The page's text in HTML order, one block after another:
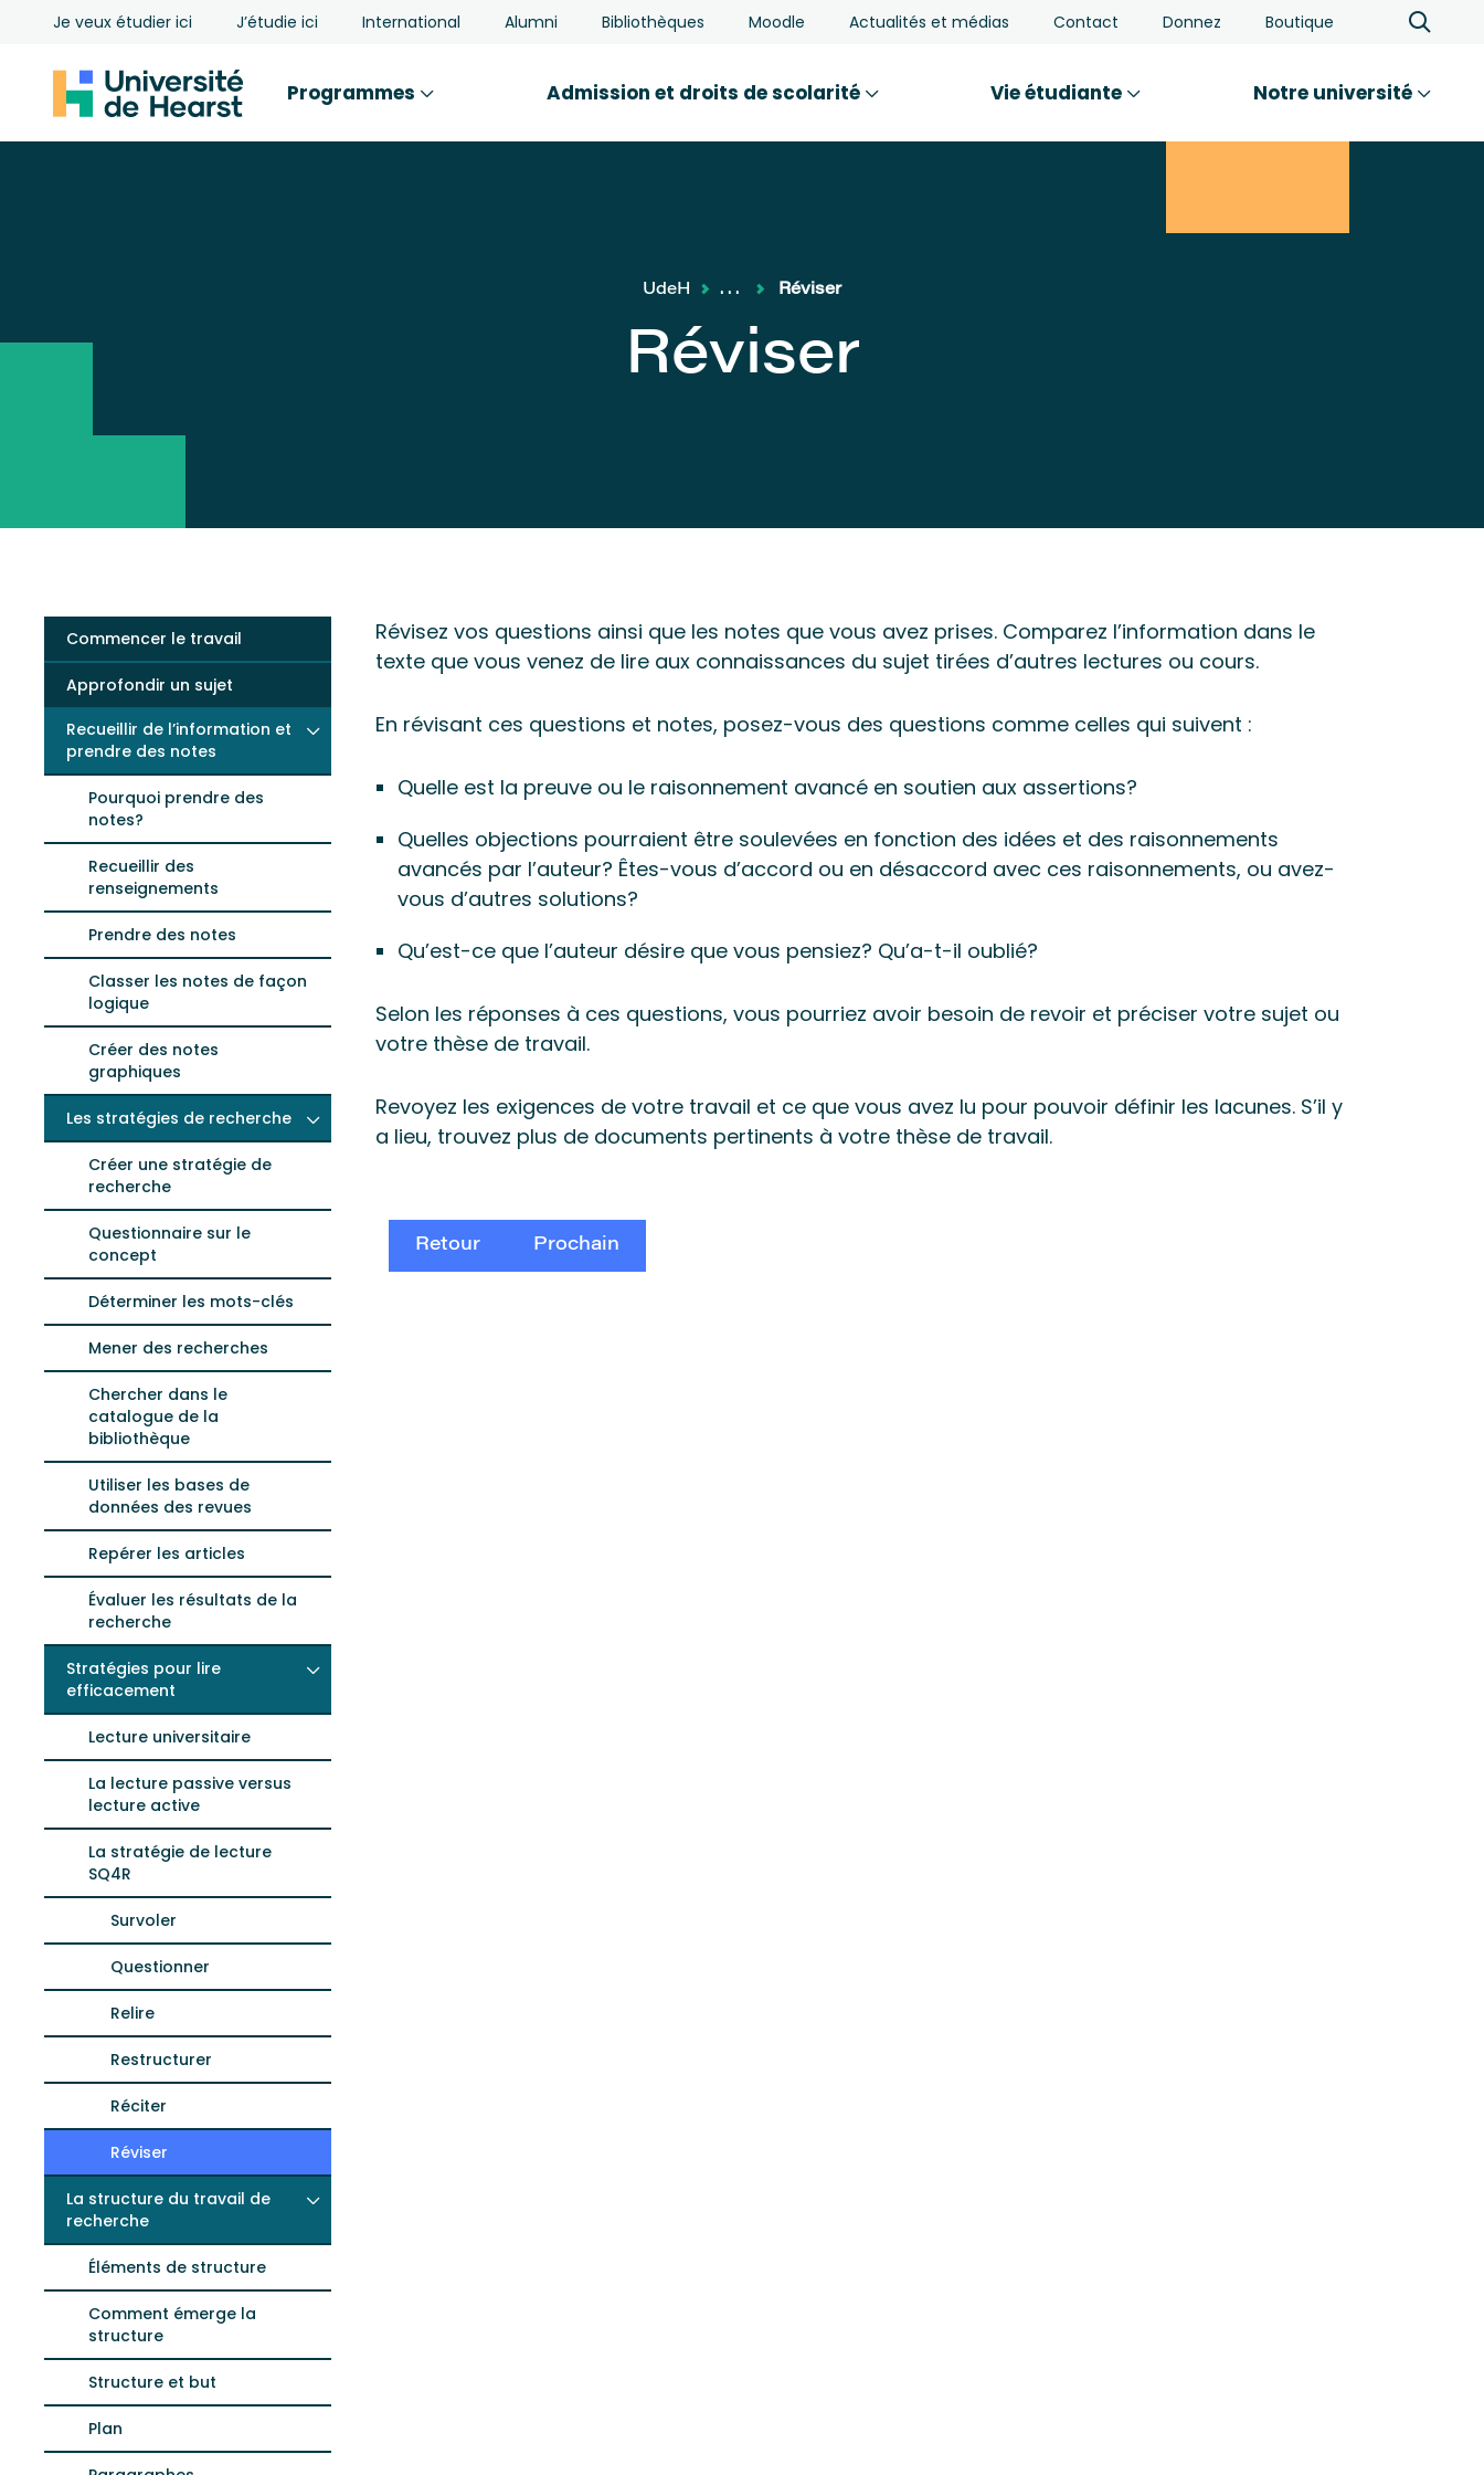
Je veux étudier ici J’étudie ici International Alumni Bibliothèques Moodle Actualités et médias Contact Donnez Boutique
Programmes Admission et droits de scolarité Vie étudiante Notre université
Réviser
UdeH ... Réviser
Commencer le travail
Approfondir un sujet
Recueillir de l’information et
prendre des notes
Pourquoi prendre des
notes?
Recueillir des
renseignements
Prendre des notes
Classer les notes de façon
logique
Créer des notes
graphiques
Les stratégies de recherche
Créer une stratégie de
recherche
Questionnaire sur le
concept
Déterminer les mots-clés
Mener des recherches
Chercher dans le
catalogue de la
bibliothèque
Utiliser les bases de
données des revues
Repérer les articles
Évaluer les résultats de la
recherche
Stratégies pour lire
efficacement
Lecture universitaire
La lecture passive versus
lecture active
La stratégie de lecture
SQ4R
Survoler
Questionner
Relire
Restructurer
Réciter
Réviser
La structure du travail de
recherche
Éléments de structure
Comment émerge la
structure
Structure et but
Plan
Révisez vos questions ainsi que les notes que vous avez prises. Comparez l’information dans le
texte que vous venez de lire aux connaissances du sujet tirées d’autres lectures ou cours.
En révisant ces questions et notes, posez-vous des questions comme celles qui suivent :
Quelle est la preuve ou le raisonnement avancé en soutien aux assertions?
Quelles objections pourraient être soulevées en fonction des idées et des raisonnements
avancés par l’auteur? Êtes-vous d’accord ou en désaccord avec ces raisonnements, ou avez-
vous d’autres solutions?
Qu’est-ce que l’auteur désire que vous pensiez? Qu’a-t-il oublié?
Selon les réponses à ces questions, vous pourriez avoir besoin de revoir et préciser votre sujet ou
votre thèse de travail.
Revoyez les exigences de votre travail et ce que vous avez lu pour pouvoir définir les lacunes. S’il y
a lieu, trouvez plus de documents pertinents à votre thèse de travail.
Retour Prochain